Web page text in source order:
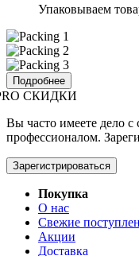
Упаковываем
Подробнее
СКИДКИ
Вы часто имеете дело с
профессионалом.
Зарегистрироваться
Покупка
О нас
Свежие
Акции
Доставка